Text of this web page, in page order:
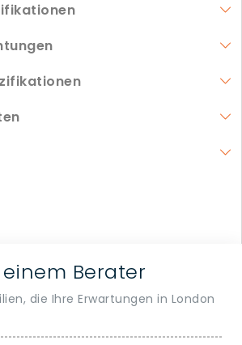
Berater
die Ihre Erwartungen in London